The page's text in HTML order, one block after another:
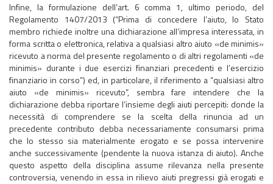
Infine, la formulazione dell’art. 6 comma 1, ultimo periodo, del
Regolamento 1407/2013 (“Prima di concedere l’aiuto, lo Stato
membro richiede inoltre una dichiarazione all’impresa interessata, in
forma scritta o elettronica, relativa a qualsiasi altro aiuto «de minimis»
ricevuto a norma del presente regolamento o di altri regolamenti «de
minimis» durante i due esercizi finanziari precedenti e l’esercizio
finanziario in corso”) ed, in particolare, il riferimento a “qualsiasi altro
aiuto «de minimis» ricevuto”, sembra fare intendere che la
dichiarazione debba riportare l’insieme degli aiuti percepiti: donde la
necessità di comprendere se la scelta della rinuncia ad un
precedente contributo debba necessariamente consumarsi prima
che lo stesso sia materialmente erogato e se possa intervenire
anche successivamente (pendente la nuova istanza di aiuto). Anche
questo aspetto della disciplina assume rilevanza nella presente
controversia, venendo in essa in rilievo aiuti pregressi già erogati e